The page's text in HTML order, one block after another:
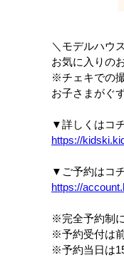
＼モデルハウ
お気に入りの
※チェキでの
お子さまがぐ
▼詳しくはコ
https://
▼ご予約はコ
https://
※完全予約制
※予約受付は
※予約当日は